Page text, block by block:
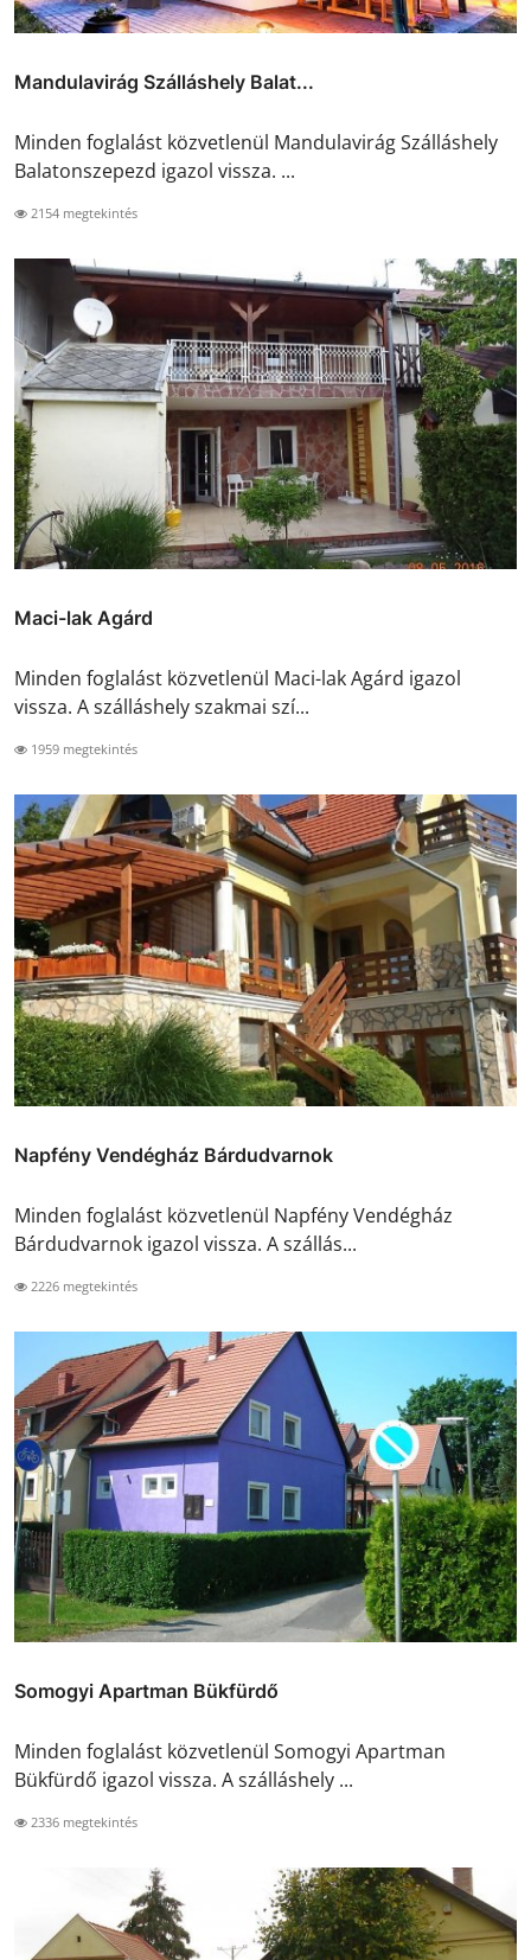
Mandulavirág Szálláshely Balat...
Minden foglalást közvetlenül Mandulavirág Szálláshely
Balatonszepezd igazol vissza. ...
2154 megtekintés
Maci-lak Agárd
Minden foglalást közvetlenül Maci-lak Agárd igazol
vissza. A szálláshely szakmai szí...
1959 megtekintés
Napfény Vendégház Bárdudvarnok
Minden foglalást közvetlenül Napfény Vendégház
Bárdudvarnok igazol vissza. A szállás...
2226 megtekintés
Somogyi Apartman Bükfürdő
Minden foglalást közvetlenül Somogyi Apartman
Bükfürdő igazol vissza. A szálláshely ...
2336 megtekintés